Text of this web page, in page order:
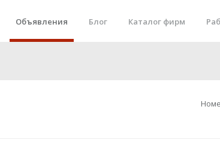
Объявления Блог Каталог фирм